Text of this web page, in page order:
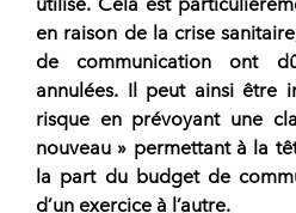
en raison de la crise
de communication ont
annulées. Il peut ainsi être
risque en prévoyant une
nouveau » permettant à la
la part du budget de
d’un exercice à l’autre.